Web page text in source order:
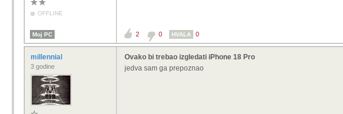
OFFLINE
Moj PC 2 0 HVALA 0
millennial
3 godine
Ovako bi trebao izgledati iPhone 18 Pro
jedva sam ga prepoznao